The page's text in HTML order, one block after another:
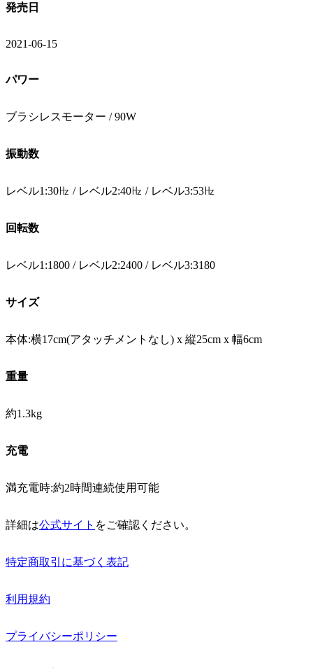
発売日
2021-06-15
パワー
ブラシレスモーター / 90W
振動数
レベル1:30㎐ / レベル2:40㎐ / レベル3:53㎐
回転数
レベル1:1800 / レベル2:2400 / レベル3:3180
サイズ
本体:横17cm(アタッチメントなし) x 縦25cm x 幅6cm
重量
約1.3kg
充電
満充電時:約2時間連続使用可能
詳細は公式サイト をご確認ください。
特定商取引に基づく表記
利用規約
プライバシーポリシー